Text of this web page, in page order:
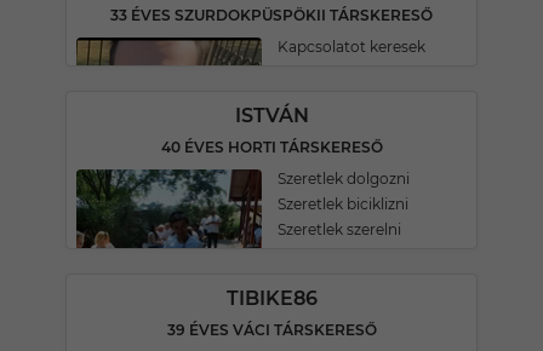
33 ÉVES SZURDOKPÜSPÖKII TÁRSKERESŐ
Kapcsolatot keresek
ISTVÁN
40 ÉVES HORTI TÁRSKERESŐ
Szeretlek dolgozni
Szeretlek biciklizni
Szeretlek szerelni
TIBIKE86
39 ÉVES VÁCI TÁRSKERESŐ